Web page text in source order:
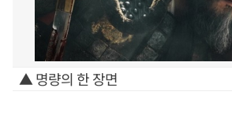
▲ 명량의 한 장면